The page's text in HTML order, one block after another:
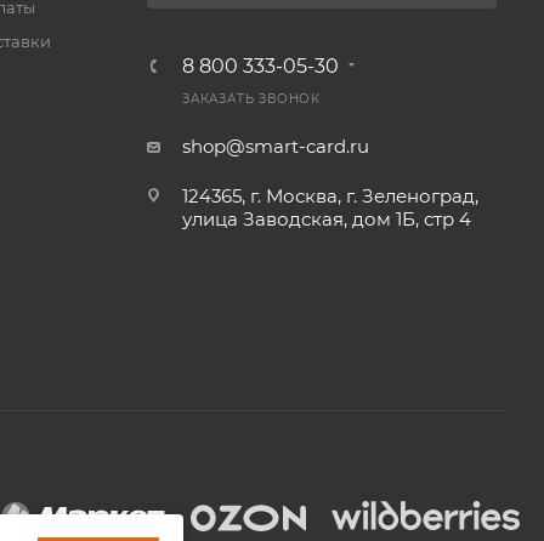
8 800 333-05-30
ЗАКАЗАТЬ ЗВОНОК
shop@smart-card.ru
124365, г. Москва, г. Зеленоград,
улица Заводская, дом 1Б, стр 4